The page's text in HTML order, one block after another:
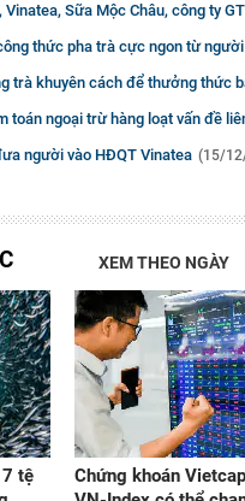
Sữa Mộc Châu, công ty
thức pha trà cực ngon từ
trà khuyên cách để thưởng thức
toán ngoại trừ hàng loạt vấn đề
người vào HĐQT Vinatea (15/
XEM THEO NGÀY
tệ
Chứng khoán